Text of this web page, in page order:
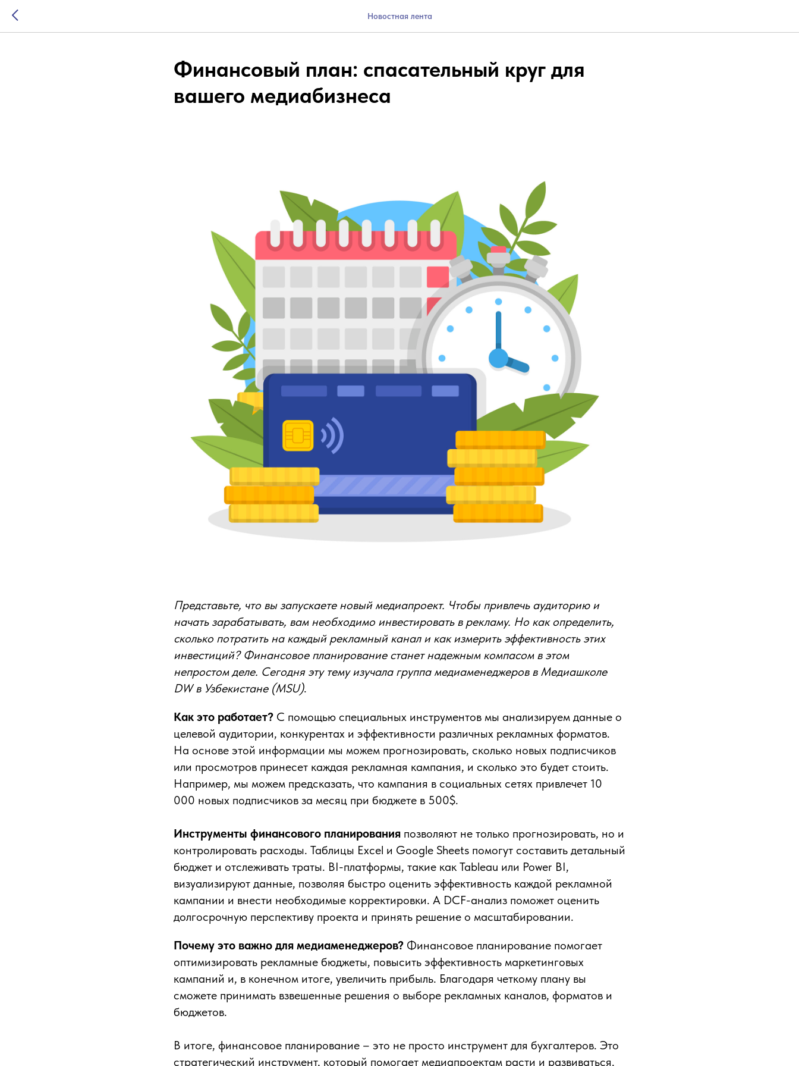
Новостная лента
Финансовый план: спасательный круг для
вашего медиабизнеса
Представьте, что вы запускаете новый медиапроект. Чтобы привлечь аудиторию и
начать зарабатывать, вам необходимо инвестировать в рекламу. Но как определить,
сколько потратить на каждый рекламный канал и как измерить эффективность этих
инвестиций? Финансовое планирование станет надежным компасом в этом
непростом деле. Сегодня эту тему изучала группа медиаменеджеров в Медиашколе
DW в Узбекистане (MSU).
Как это работает? С помощью специальных инструментов мы анализируем данные о
целевой аудитории, конкурентах и эффективности различных рекламных форматов.
На основе этой информации мы можем прогнозировать, сколько новых подписчиков
или просмотров принесет каждая рекламная кампания, и сколько это будет стоить.
Например, мы можем предсказать, что кампания в социальных сетях привлечет 10
000 новых подписчиков за месяц при бюджете в 500$.
Инструменты финансового планирования позволяют не только прогнозировать, но и
контролировать расходы. Таблицы Excel и Google Sheets помогут составить детальный
бюджет и отслеживать траты. BI-платформы, такие как Tableau или Power BI,
визуализируют данные, позволяя быстро оценить эффективность каждой рекламной
кампании и внести необходимые корректировки. А DCF-анализ поможет оценить
долгосрочную перспективу проекта и принять решение о масштабировании.
Почему это важно для медиаменеджеров? Финансовое планирование помогает
оптимизировать рекламные бюджеты, повысить эффективность маркетинговых
кампаний и, в конечном итоге, увеличить прибыль. Благодаря четкому плану вы
сможете принимать взвешенные решения о выборе рекламных каналов, форматов и
бюджетов.
В итоге, финансовое планирование – это не просто инструмент для бухгалтеров. Это
стратегический инструмент, который помогает медиапроектам расти и развиваться.